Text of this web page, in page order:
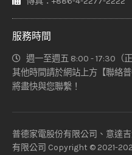
服務時間
週一至週五 8:00 - 17:30（
其他時間請於網站上方【聯絡
將盡快與您聯繫！
普德家電股份有限公司、意達
有限公司 Copyright © 2021-